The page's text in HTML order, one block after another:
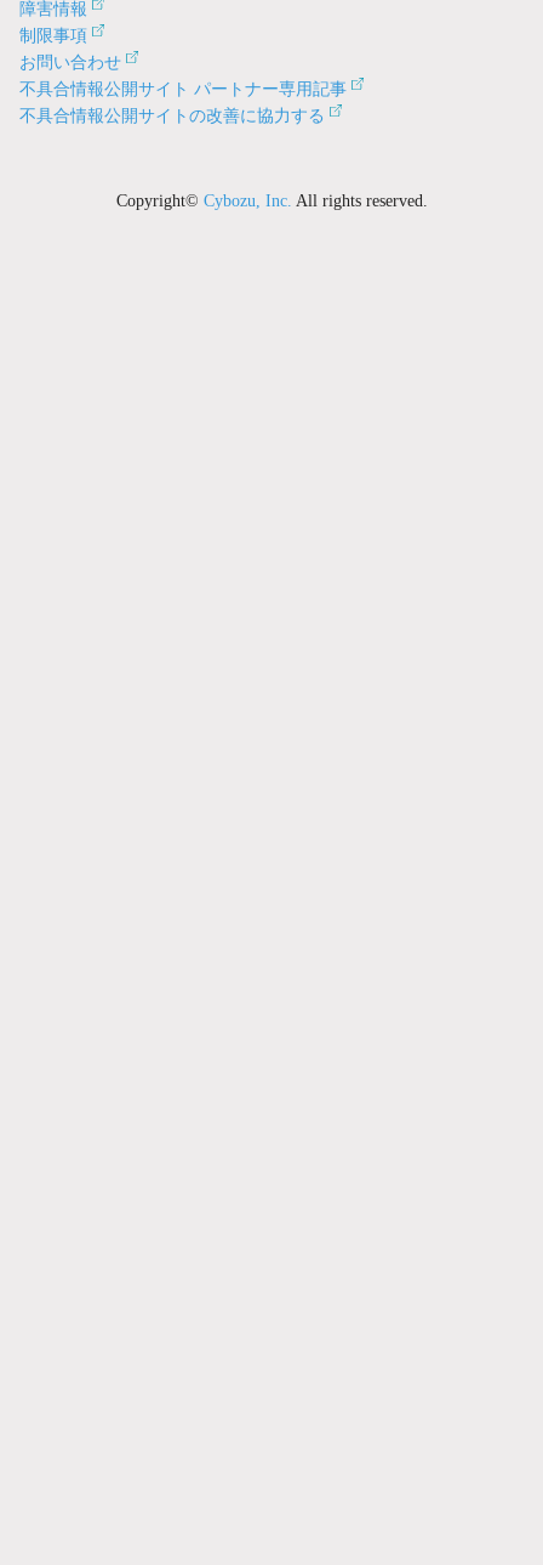
障害情報
制限事項
お問い合わせ
不具合情報公開サイト パートナー専用記事
不具合情報公開サイトの改善に協力する
Copyright© Cybozu, Inc. All rights reserved.